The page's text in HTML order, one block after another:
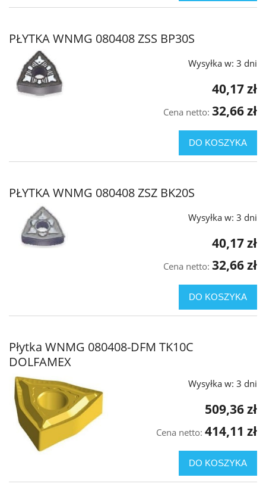
PŁYTKA WNMG 080408 ZSS BP30S
Wysyłka w: 3 dni
40,17 zł
Cena netto: 32,66 zł
DO KOSZYKA
PŁYTKA WNMG 080408 ZSZ BK20S
Wysyłka w: 3 dni
40,17 zł
Cena netto: 32,66 zł
DO KOSZYKA
Płytka WNMG 080408-DFM TK10C
DOLFAMEX
Wysyłka w: 3 dni
509,36 zł
Cena netto: 414,11 zł
DO KOSZYKA